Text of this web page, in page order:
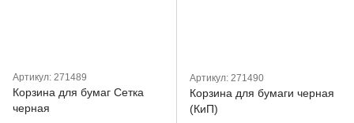
Артикул: 271489
Корзина для бумаг Сетка
черная
Артикул: 271490
Корзина для бумаги черная
(КиП)